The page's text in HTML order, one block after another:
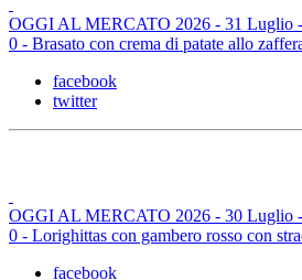
OGGI AL MERCATO 2026 - 31 Luglio
0 - Brasato con crema di patate allo
facebook
twitter
OGGI AL MERCATO 2026 - 30 Luglio
0 - Lorighittas con gambero rosso con
facebook